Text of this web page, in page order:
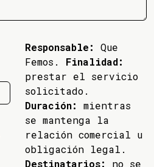
Responsable:
Que
Femos. Finalidad:
prestar el servicio
solicitado.
Duración:
mientras
se mantenga la
relación comercial u
obligación legal.
Destinatarios:
no se